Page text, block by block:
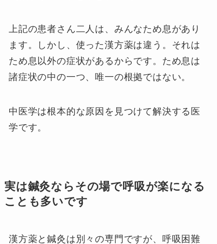
上記の患者さん二人は、みんなため息があり
ます。しかし、使った漢方薬は違う。それは
ため息以外の症状があるからです。ため息は
諸症状の中の一つ、唯一の根拠ではない。
中医学は根本的な原因を見つけて解決する医
学です。
実は鍼灸ならその場で呼吸が楽になる
ことも多いです
漢方薬と鍼灸は別々の専門ですが、呼吸困難